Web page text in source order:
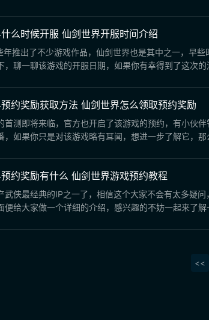
么时候开服 仙剑世界开服时间介绍
年推出了不少游戏作品，仙剑世界也是其中之一，早
，聊一聊该游戏的开服日期，如果你有幸得到了这次
约奖励获取方法​ 仙剑世界怎么领取预约奖励​
首测即将来临，官方也开启了该游戏的预约，有小伙
，如果你只是对该游戏略有耳闻，想进一步了解它，
约奖励有什么 仙剑世界游戏预约教程​
武侠最经典的IP之一了，相信这个大家不会有太多疑
便给大家做一个详细的介绍，感兴趣的不妨一起来了
<<